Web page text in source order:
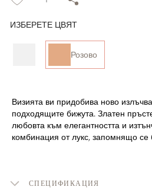
ИЗБЕРЕТЕ ЦВЯТ
Розово
Визията ви придобива ново
подходящите бижута. Златен
любовта към елегантността и
комбинация от лукс, запомнящо се
СПЕЦИФИКАЦИЯ